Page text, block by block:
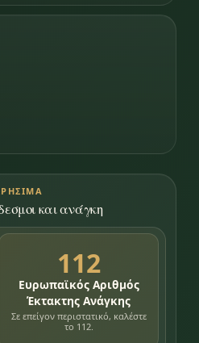
και ανάγκη
112
Ευρωπαϊκός Αριθμός
Έκτακτης Ανάγκης
Σε επείγον περιστατικό, καλέστε
το 112.